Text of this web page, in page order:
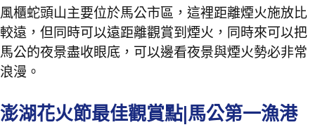
風櫃蛇頭山主要位於馬公市區，這裡距離煙火施放比
較遠，但同時可以遠距離觀賞到煙火，同時來可以把
馬公的夜景盡收眼底，可以邊看夜景與煙火勢必非常
浪漫。
澎湖花火節最佳觀賞點|馬公第一漁港